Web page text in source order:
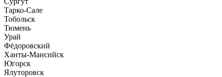
Тарко-Сале
Тобольск
Тюмень
Урай
Фёдоровский
Ханты-Мансийск
Югорск
Ялуторовск